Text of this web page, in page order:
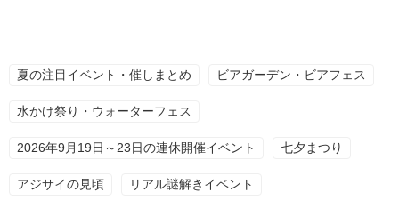
夏の注目イベント・催しまとめ ビアガーデン・ビアフェス
水かけ祭り・ウォーターフェス
2026年9月19日～23日の連休開催イベント 七夕まつり
アジサイの見頃 リアル謎解きイベント